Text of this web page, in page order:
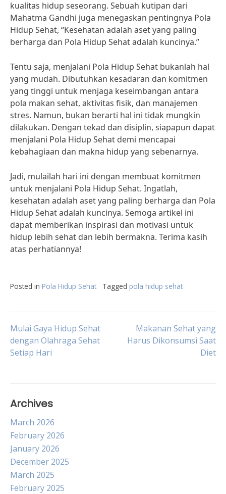
kualitas hidup seseorang. Sebuah kutipan dari
Mahatma Gandhi juga menegaskan pentingnya Pola
Hidup Sehat, “Kesehatan adalah aset yang paling
berharga dan Pola Hidup Sehat adalah kuncinya.”
Tentu saja, menjalani Pola Hidup Sehat bukanlah hal
yang mudah. Dibutuhkan kesadaran dan komitmen
yang tinggi untuk menjaga keseimbangan antara
pola makan sehat, aktivitas fisik, dan manajemen
stres. Namun, bukan berarti hal ini tidak mungkin
dilakukan. Dengan tekad dan disiplin, siapapun dapat
menjalani Pola Hidup Sehat demi mencapai
kebahagiaan dan makna hidup yang sebenarnya.
Jadi, mulailah hari ini dengan membuat komitmen
untuk menjalani Pola Hidup Sehat. Ingatlah,
kesehatan adalah aset yang paling berharga dan Pola
Hidup Sehat adalah kuncinya. Semoga artikel ini
dapat memberikan inspirasi dan motivasi untuk
hidup lebih sehat dan lebih bermakna. Terima kasih
atas perhatiannya!
Posted in Pola Hidup Sehat Tagged pola hidup sehat
Post
navigation
Mulai Gaya Hidup Sehat
dengan Olahraga Sehat
Setiap Hari
Makanan Sehat yang
Harus Dikonsumsi Saat
Diet
Archives
March 2026
February 2026
January 2026
December 2025
March 2025
February 2025